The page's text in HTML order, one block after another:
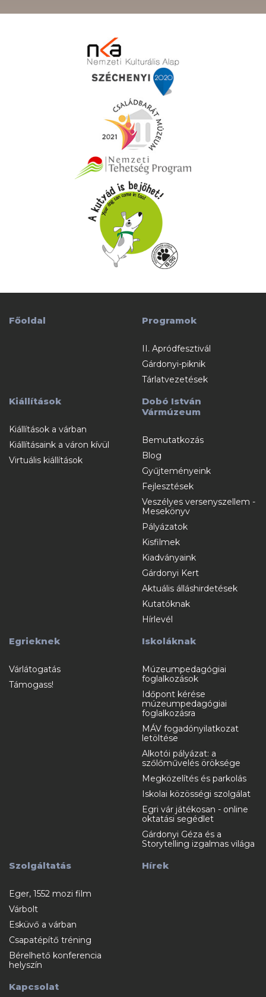
Főoldal Programok
II. Apródfesztivál
Gárdonyi-piknik
Tárlatvezetések
Kiállítások
Kiállítások a várban
Kiállításaink a váron kívül
Virtuális kiállítások
Dobó István
Vármúzeum
Bemutatkozás
Blog
Gyűjteményeink
Fejlesztések
Veszélyes versenyszellem -
Mesekönyv
Pályázatok
Kisfilmek
Kiadványaink
Gárdonyi Kert
Aktuális álláshirdetések
Kutatóknak
Hírlevél
Egrieknek
Várlátogatás
Támogass!
Iskoláknak
Múzeumpedagógiai
foglalkozások
Időpont kérése
múzeumpedagógiai
foglalkozásra
MÁV fogadónyilatkozat
letöltése
Alkotói pályázat: a
szőlőművelés öröksége
Megközelítés és parkolás
Iskolai közösségi szolgálat
Egri vár játékosan - online
oktatási segédlet
Gárdonyi Géza és a
Storytelling izgalmas világa
Szolgáltatás
Eger, 1552 mozi film
Várbolt
Esküvő a várban
Csapatépítő tréning
Bérelhető konferencia
helyszín
Hírek
Kapcsolat